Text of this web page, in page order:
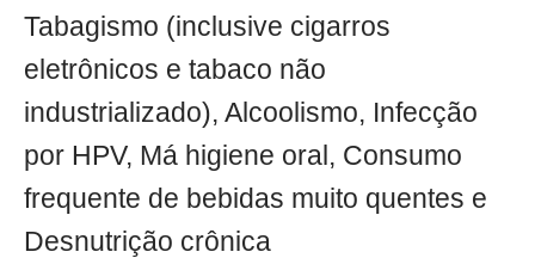
Tabagismo (inclusive cigarros
eletrônicos e tabaco não
industrializado), Alcoolismo, Infecção
por HPV, Má higiene oral, Consumo
frequente de bebidas muito quentes e
Desnutrição crônica